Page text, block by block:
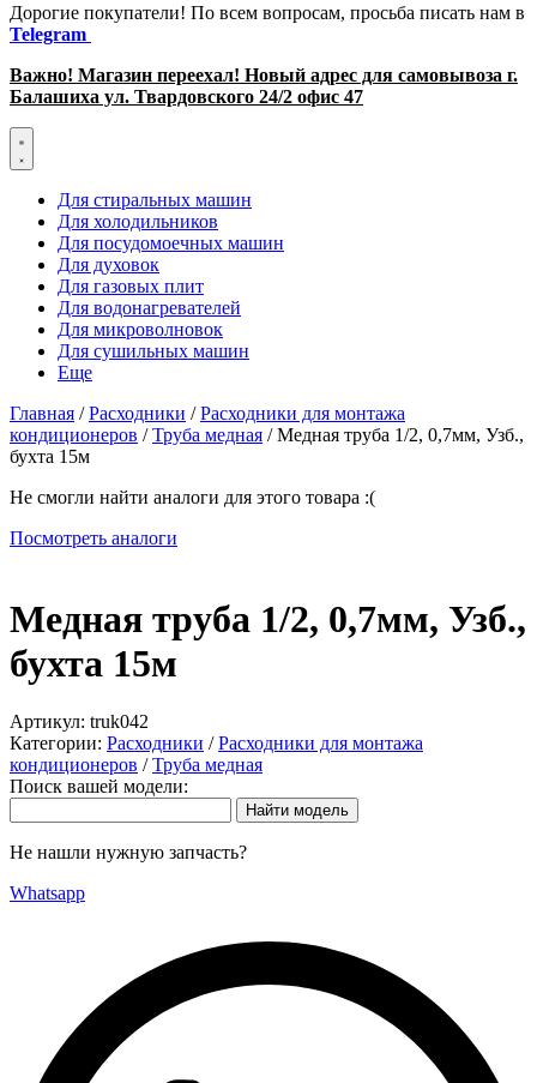
Дорогие покупатели! По всем вопросам, просьба писать нам в
Telegram
Важно! Магазин переехал! Новый адрес для самовывоза г.
Балашиха ул. Твардовского 24/2 офис 47
Для стиральных машин
Для холодильников
Для посудомоечных машин
Для духовок
Для газовых плит
Для водонагревателей
Для микроволновок
Для сушильных машин
Еще
Главная /Расходники /Расходники для монтажа
кондиционеров /Труба медная / Медная труба 1/2, 0,7мм, Узб.,
бухта 15м
Не смогли найти аналоги для этого товара :(
Посмотреть аналоги
Медная труба 1/2, 0,7мм, Узб.,
бухта 15м
Артикул: truk042
Категории: Расходники /Расходники для монтажа
кондиционеров /Труба медная
Поиск вашей модели:
Не нашли нужную запчасть?
Whatsapp